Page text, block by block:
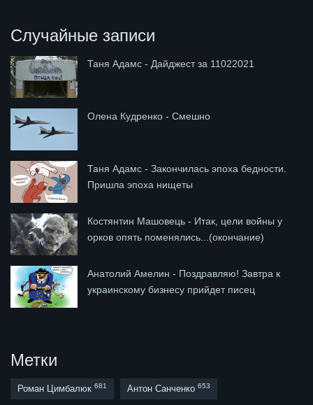
Случайные записи
Таня Адамс - Дайджест за 11022021
Олена Кудренко - Смешно
Таня Адамс - Закончилась эпоха бедности.
Пришла эпоха нищеты
Костянтин Машовець - Итак, цели войны у
орков опять поменялись...(окончание)
Анатолий Амелин - Поздравляю! Завтра к
украинскому бизнесу прийдет писец
Метки
Роман Цимбалюк 681 Антон Санченко 653